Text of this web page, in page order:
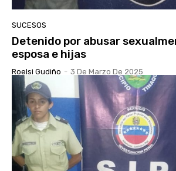
SUCESOS
Detenido por abusar
esposa e hijas
Roelsi Gudiño - 3 De Marzo De 2025